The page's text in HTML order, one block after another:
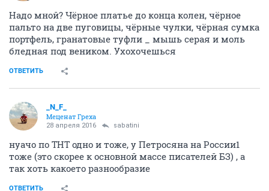
Надо мной? Чёрное платье до конца колен, чёрное
пальто на две пуговицы, чёрные чулки, чёрная сумка
портфель, гранатовые туфли _ мышь серая и моль
бледная под веником. Ухохочешься
ОТВЕТИТЬ
_N_F_
Меценат Греха
28 апреля 2016 sabatini
нуачо по ТНТ одно и тоже, у Петросяна на России1
тоже (это скорее к основной массе писателей БЗ) , а
так хоть какоето разнообразие
ОТВЕТИТЬ